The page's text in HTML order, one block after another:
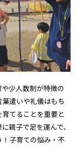
少人数制が特徴の
遣いや礼儀はもち
てることを重要と
親子で足を運んで、
子育ての悩み・不